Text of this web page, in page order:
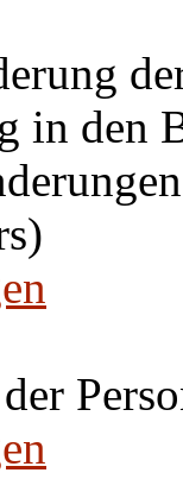
in den